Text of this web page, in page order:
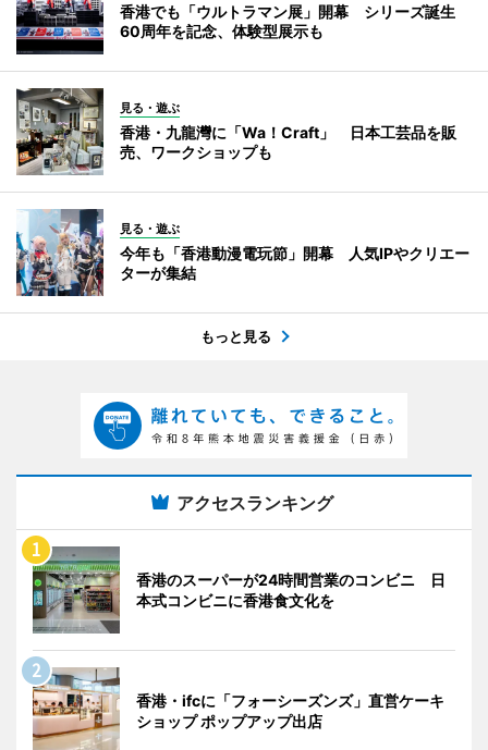
香港でも「ウルトラマン展」開幕 シリーズ誕生
60周年を記念、体験型展示も
見る・遊ぶ
香港・九龍灣に「Wa！Craft」 日本工芸品を販
売、ワークショップも
見る・遊ぶ
今年も「香港動漫電玩節」開幕 人気IPやクリエー
ターが集結
もっと見る
アクセスランキング
香港のスーパーが24時間営業のコンビニ 日
本式コンビニに香港食文化を
香港・ifcに「フォーシーズンズ」直営ケーキ
ショップ ポップアップ出店